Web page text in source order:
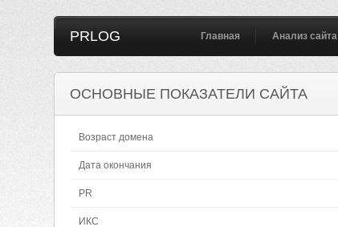
PRLOG Главная Анализ сайта
ОСНОВНЫЕ ПОКАЗАТЕЛИ САЙТА
Возраст домена
Дата окончания
PR
ИКС